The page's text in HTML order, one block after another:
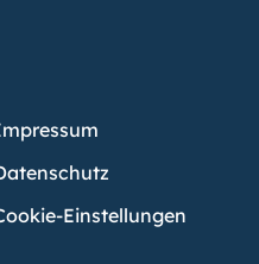
Einstellungen